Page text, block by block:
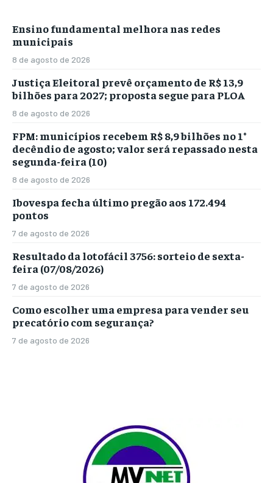
Ensino fundamental melhora nas redes
municipais
8 de agosto de 2026
Justiça Eleitoral prevê orçamento de R$ 13,9
bilhões para 2027; proposta segue para PLOA
8 de agosto de 2026
FPM: municípios recebem R$ 8,9 bilhões no 1°
decêndio de agosto; valor será repassado nesta
segunda-feira (10)
8 de agosto de 2026
Ibovespa fecha último pregão aos 172.494
pontos
7 de agosto de 2026
Resultado da lotofácil 3756: sorteio de sexta-
feira (07/08/2026)
7 de agosto de 2026
Como escolher uma empresa para vender seu
precatório com segurança?
7 de agosto de 2026